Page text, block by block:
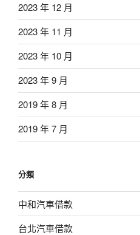
2023 年 12 月
2023 年 11 月
2023 年 10 月
2023 年 9 月
2019 年 8 月
2019 年 7 月
分類
中和汽車借款
台北汽車借款